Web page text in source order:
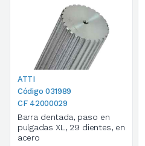
ATTI
Código 031989
CF 42000029
Barra dentada, paso en
pulgadas XL, 29 dientes, en
acero